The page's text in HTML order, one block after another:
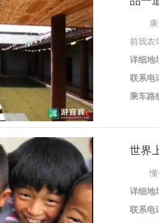
康达
前我农
详细地
联系电
乘车路
世界
懂得
详细地
联系电